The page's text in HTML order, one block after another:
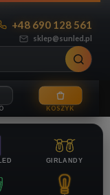
sklep@sunled.pl
+48 690 128 561
GIRLANDY